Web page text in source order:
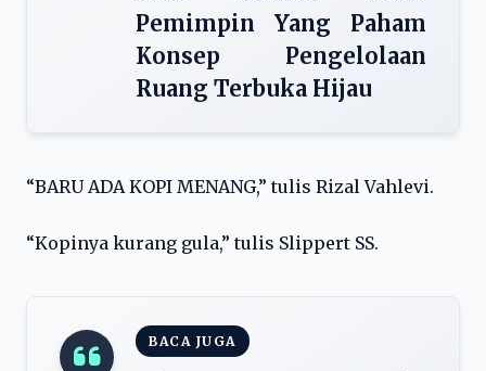
Pemimpin Yang Paham
Konsep Pengelolaan
Ruang Terbuka Hijau
“BARU ADA KOPI MENANG,” tulis Rizal Vahlevi.
“Kopinya kurang gula,” tulis Slippert SS.
BACA JUGA